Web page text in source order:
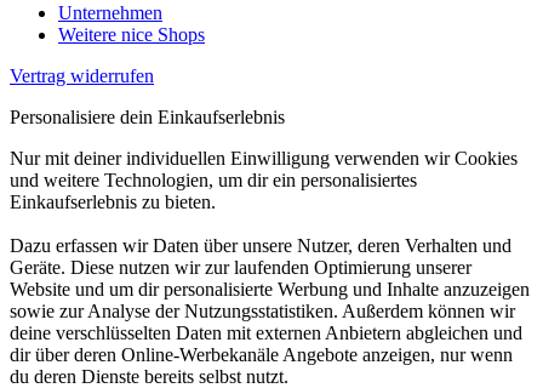
Unternehmen
Weitere nice Shops
Vertrag widerrufen
Personalisiere dein Einkaufserlebnis
Nur mit deiner individuellen Einwilligung verwenden wir Cookies
und weitere Technologien, um dir ein personalisiertes
Einkaufserlebnis zu bieten.
Dazu erfassen wir Daten über unsere Nutzer, deren Verhalten und
Geräte. Diese nutzen wir zur laufenden Optimierung unserer
Website und um dir personalisierte Werbung und Inhalte anzuzeigen
sowie zur Analyse der Nutzungsstatistiken. Außerdem können wir
deine verschlüsselten Daten mit externen Anbietern abgleichen und
dir über deren Online-Werbekanäle Angebote anzeigen, nur wenn
du deren Dienste bereits selbst nutzt.